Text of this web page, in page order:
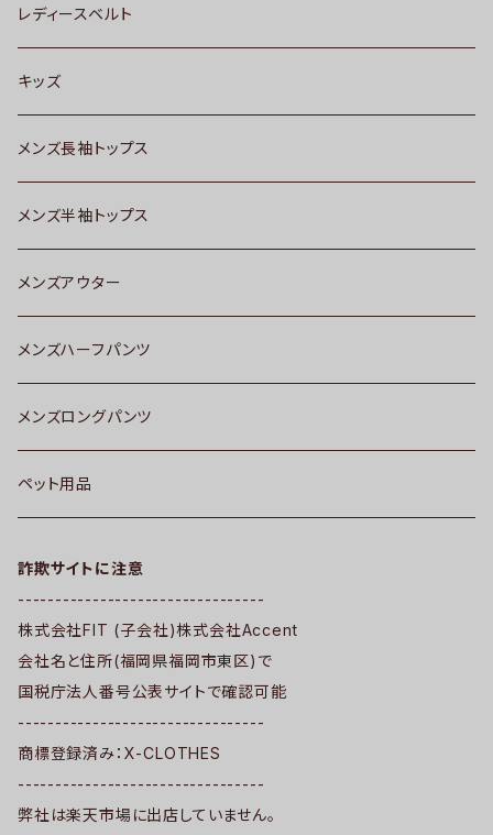
レディースベルト
キッズ
メンズ長袖トップス
メンズ半袖トップス
メンズアウター
メンズハーフパンツ
メンズロングパンツ
ペット用品
詐欺サイトに注意
---------------------------------
株式会社FIT (子会社)株式会社Accent
会社名と住所(福岡県福岡市東区)で
国税庁法人番号公表サイトで確認可能
---------------------------------
商標登録済み：X-CLOTHES
---------------------------------
弊社は楽天市場に出店していません。